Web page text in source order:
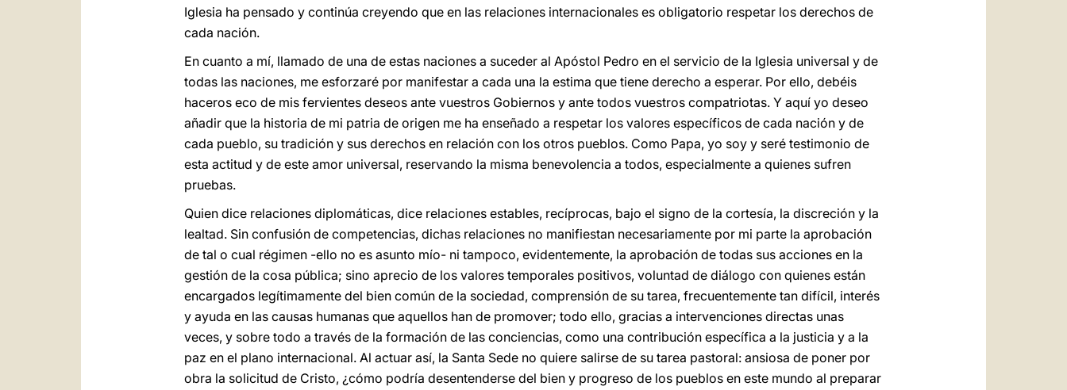
Iglesia ha pensado y continúa creyendo que en las relaciones internacionales es obligatorio respetar los derechos de
cada nación.
En cuanto a mí, llamado de una de estas naciones a suceder al Apóstol Pedro en el servicio de la Iglesia universal y de
todas las naciones, me esforzaré por manifestar a cada una la estima que tiene derecho a esperar. Por ello, debéis
haceros eco de mis fervientes deseos ante vuestros Gobiernos y ante todos vuestros compatriotas. Y aquí yo deseo
añadir que la historia de mi patria de origen me ha enseñado a respetar los valores específicos de cada nación y de
cada pueblo, su tradición y sus derechos en relación con los otros pueblos. Como Papa, yo soy y seré testimonio de
esta actitud y de este amor universal, reservando la misma benevolencia a todos, especialmente a quienes sufren
pruebas.
Quien dice relaciones diplomáticas, dice relaciones estables, recíprocas, bajo el signo de la cortesía, la discreción y la
lealtad. Sin confusión de competencias, dichas relaciones no manifiestan necesariamente por mi parte la aprobación
de tal o cual régimen -ello no es asunto mío- ni tampoco, evidentemente, la aprobación de todas sus acciones en la
gestión de la cosa pública; sino aprecio de los valores temporales positivos, voluntad de diálogo con quienes están
encargados legítimamente del bien común de la sociedad, comprensión de su tarea, frecuentemente tan difícil, interés
y ayuda en las causas humanas que aquellos han de promover; todo ello, gracias a intervenciones directas unas
veces, y sobre todo a través de la formación de las conciencias, como una contribución específica a la justicia y a la
paz en el plano internacional. Al actuar así, la Santa Sede no quiere salirse de su tarea pastoral: ansiosa de poner por
obra la solicitud de Cristo, ¿cómo podría desentenderse del bien y progreso de los pueblos en este mundo al preparar